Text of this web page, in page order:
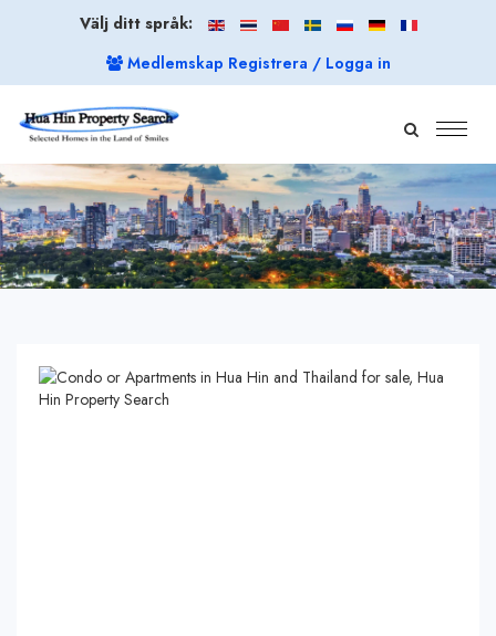
Välj ditt språk:
Medlemskap Registrera / Logga in